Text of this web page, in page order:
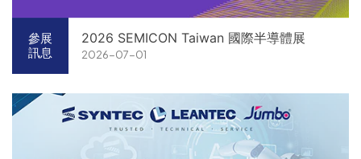
參展
訊息
2026 SEMICON Taiwan 國際半導體展
2026-07-01